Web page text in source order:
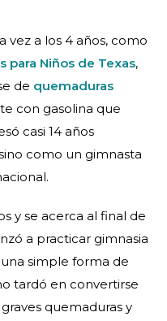
vez a los 4 años, como
para Niños de Texas,
de quemaduras
con gasolina que
casi 14 años
como un gimnasta
y se acerca al final de
a practicar gimnasia
simple forma de
tardó en convertirse
quemaduras y